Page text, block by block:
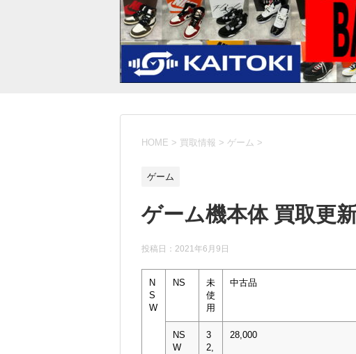
HOME > 買取情報 > ゲーム >
ゲーム
ゲーム機本体 買取更
投稿日： 2021年6月9日
N
S
W
NS
未
使
用
中古品
NS
W
3
2,
28,000